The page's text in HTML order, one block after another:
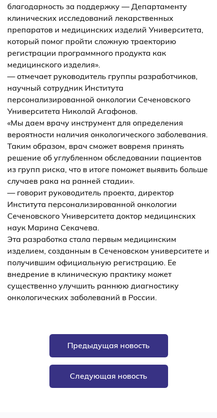
благодарность за поддержку — Департаменту
клинических исследований лекарственных
препаратов и медицинских изделий Университета,
который помог пройти сложную траекторию
регистрации программного продукта как
медицинского изделия».
— отмечает руководитель группы разработчиков,
научный сотрудник Института
персонализированной онкологии Сеченовского
Университета Николай Агафонов.
«Мы даем врачу инструмент для определения
вероятности наличия онкологического заболевания.
Таким образом, врач сможет вовремя принять
решение об углубленном обследовании пациентов
из групп риска, что в итоге поможет выявить больше
случаев рака на ранней стадии».
— говорит руководитель проекта, директор
Института персонализированной онкологии
Сеченовского Университета доктор медицинских
наук Марина Секачева.
Эта разработка стала первым медицинским
изделием, созданным в Сеченовском университете и
получившим официальную регистрацию. Ее
внедрение в клиническую практику может
существенно улучшить раннюю диагностику
онкологических заболеваний в России.
Предыдущая новость
Следующая новость